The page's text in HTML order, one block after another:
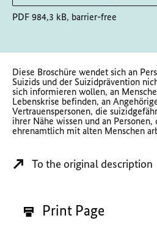
PDF 984,3 kB, barrier-free
Diese Broschüre wendet sich an
Suizids und der Suizidprävention
sich informieren wollen, an
Lebenskrise befinden, an
Vertrauenspersonen, die
ihrer Nähe wissen und an
ehrenamtlich mit alten Menschen
To the original description
Print Page